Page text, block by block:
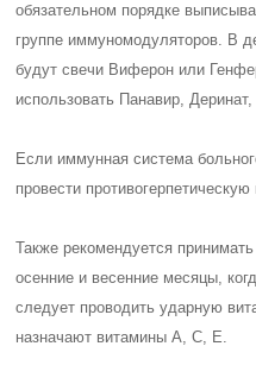
обязательном порядке
группе иммуномодуляторов. В
будут свечи Виферон или
использовать Панавир,
Если иммунная система
провести
Также рекомендуется
осенние и весенние месяцы,
следует проводить ударную
назначают витамины А, С, Е.